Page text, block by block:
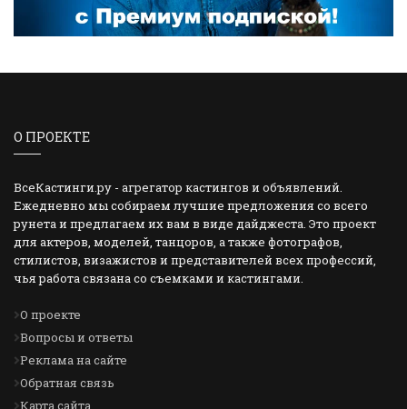
О ПРОЕКТЕ
ВсеКастинги.ру - агрегатор кастингов и объявлений.
Ежедневно мы собираем лучшие предложения со всего
рунета и предлагаем их вам в виде дайджеста. Это проект
для актеров, моделей, танцоров, а также фотографов,
стилистов, визажистов и представителей всех профессий,
чья работа связана со съемками и кастингами.
О проекте
Вопросы и ответы
Реклама на сайте
Обратная связь
Карта сайта